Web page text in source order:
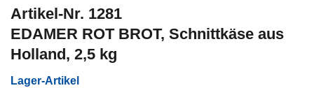
Artikel-Nr. 1281
EDAMER ROT BROT, Schnittkäse aus
Holland, 2,5 kg
Lager-Artikel